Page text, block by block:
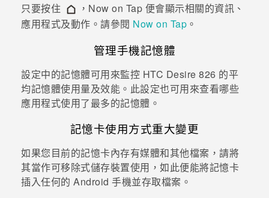
登入只要按住
， Now on Tap 便會顯示相關的資訊、
應用程式及動作。請參閱 Now on Tap 。
管理手機記憶體
設定中的記憶體可用來監控 HTC Desire 826 的平
均記憶體使用量及效能。此設定也可用來查看哪些
應用程式使用了最多的記憶體。
記憶卡使用方式重大變更
如果您目前的記憶卡內存有媒體和其他檔案，請將
其當作可移除式儲存裝置使用，如此便能將記憶卡
插入任何的 Android 手機並存取檔案。